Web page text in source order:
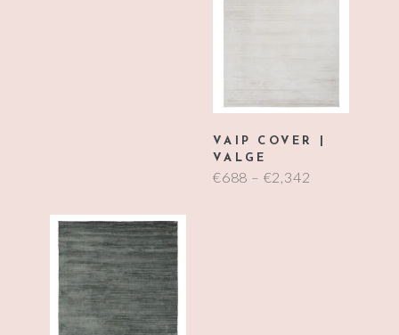
VAIP COVER |
VALGE
€688 – €2,342